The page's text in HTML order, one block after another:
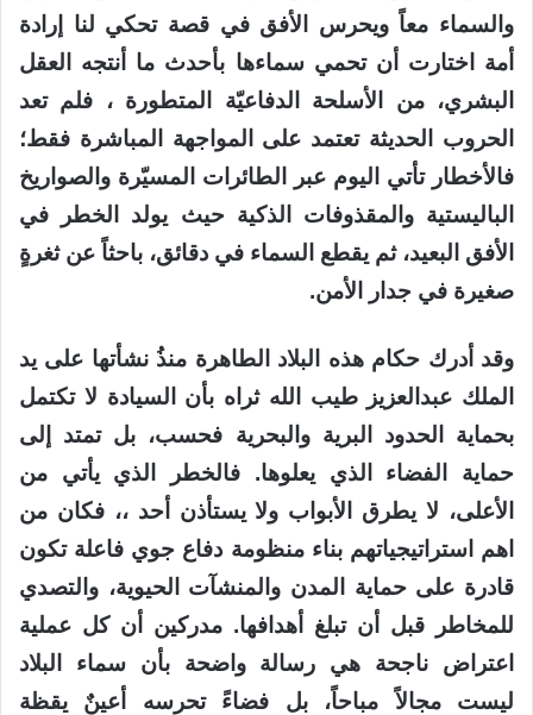
والسماء معاً ويحرس الأفق في قصة تحكي لنا إرادة
أمة اختارت أن تحمي سماءها بأحدث ما أنتجه العقل
البشري، من الأسلحة الدفاعيّة المتطورة ، فلم تعد
الحروب الحديثة تعتمد على المواجهة المباشرة فقط؛
فالأخطار تأتي اليوم عبر الطائرات المسيّرة والصواريخ
الباليستية والمقذوفات الذكية حيث يولد الخطر في
الأفق البعيد، ثم يقطع السماء في دقائق، باحثاً عن ثغرةٍ
صغيرة في جدار الأمن.
وقد أدرك حكام هذه البلاد الطاهرة منذُ نشأتها على يد
الملك عبدالعزيز طيب الله ثراه بأن السيادة لا تكتمل
بحماية الحدود البرية والبحرية فحسب، بل تمتد إلى
حماية الفضاء الذي يعلوها. فالخطر الذي يأتي من
الأعلى، لا يطرق الأبواب ولا يستأذن أحد ،، فكان من
اهم استراتيجياتهم بناء منظومة دفاع جوي فاعلة تكون
قادرة على حماية المدن والمنشآت الحيوية، والتصدي
للمخاطر قبل أن تبلغ أهدافها. مدركين أن كل عملية
اعتراض ناجحة هي رسالة واضحة بأن سماء البلاد
ليست مجالاً مباحاً، بل فضاءً تحرسه أعينٌ يقظة